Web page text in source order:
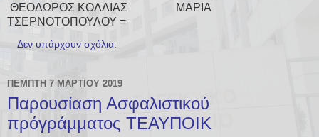
ΘΕΟΔΩΡΟΣ ΚΟΛΛΙΑΣ ΜΑΡΙΑ
ΤΣΕΡΝΟΤΟΠΟΥΛΟΥ =
Δεν υπάρχουν σχόλια:
ΠΈΜΠΤΗ 7 ΜΑΡΤΊΟΥ 2019
Παρουσίαση Ασφαλιστικού
πρόγράμματος ΤΕΑΥΠΟΙΚ